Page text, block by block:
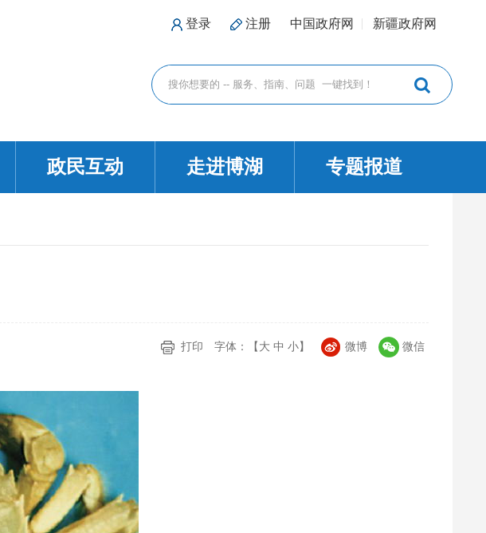
登录 注册 中国政府网 新疆政府网
政民互动 走进博湖 专题报道
打印 字体：【 大 中 小 】 微博 微信